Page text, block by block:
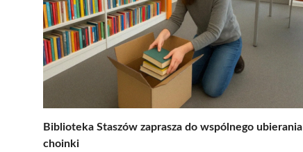
Biblioteka Staszów zaprasza do wspólnego ubierania
choinki